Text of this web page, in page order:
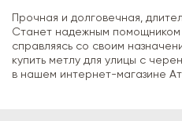
Прочная и долговечная,
Станет надежным помощником
справляясь со своим
купить метлу для улицы с
в нашем интернет-магазине